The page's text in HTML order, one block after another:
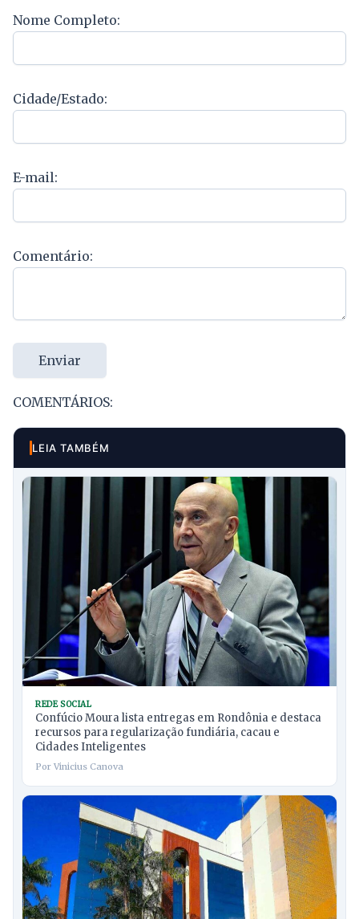
Nome Completo:
Cidade/Estado:
E-mail:
Comentário:
Enviar
COMENTÁRIOS:
LEIA TAMBÉM
REDE SOCIAL
Confúcio Moura lista entregas em Rondônia e destaca
recursos para regularização fundiária, cacau e
Cidades Inteligentes
Por Vinicius Canova